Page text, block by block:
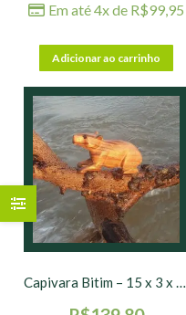
Em até 4x de R$99,95
Adicionar ao carrinho
Capivara Bitim – 15 x 3 x 9 cm